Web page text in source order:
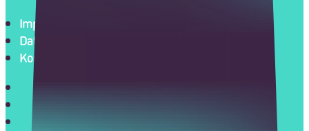
Impressum
Datenschutz
Kontakt
Impressum
Datenschutz
Kontakt